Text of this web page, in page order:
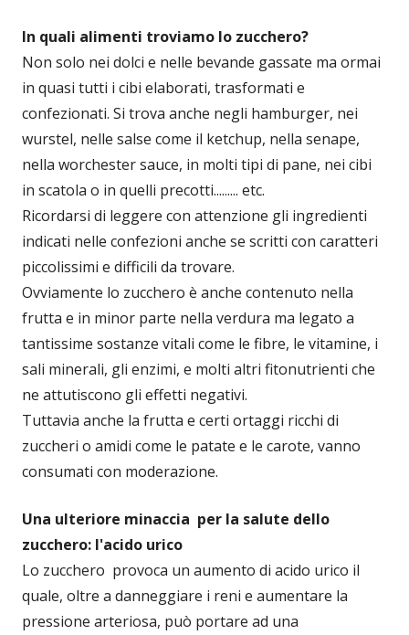
In quali alimenti troviamo lo zucchero?
Non solo nei dolci e nelle bevande gassate ma ormai
in quasi tutti i cibi elaborati, trasformati e
confezionati. Si trova anche negli hamburger, nei
wurstel, nelle salse come il ketchup, nella senape,
nella worchester sauce, in molti tipi di pane, nei cibi
in scatola o in quelli precotti......... etc.
Ricordarsi di leggere con attenzione gli ingredienti
indicati nelle confezioni anche se scritti con caratteri
piccolissimi e difficili da trovare.
Ovviamente lo zucchero è anche contenuto nella
frutta e in minor parte nella verdura ma legato a
tantissime sostanze vitali come le fibre, le vitamine, i
sali minerali, gli enzimi, e molti altri fitonutrienti che
ne attutiscono gli effetti negativi.
Tuttavia anche la frutta e certi ortaggi ricchi di
zuccheri o amidi come le patate e le carote, vanno
consumati con moderazione.
Una ulteriore minaccia per la salute dello
zucchero: l'acido urico
Lo zucchero provoca un aumento di acido urico il
quale, oltre a danneggiare i reni e aumentare la
pressione arteriosa, può portare ad una